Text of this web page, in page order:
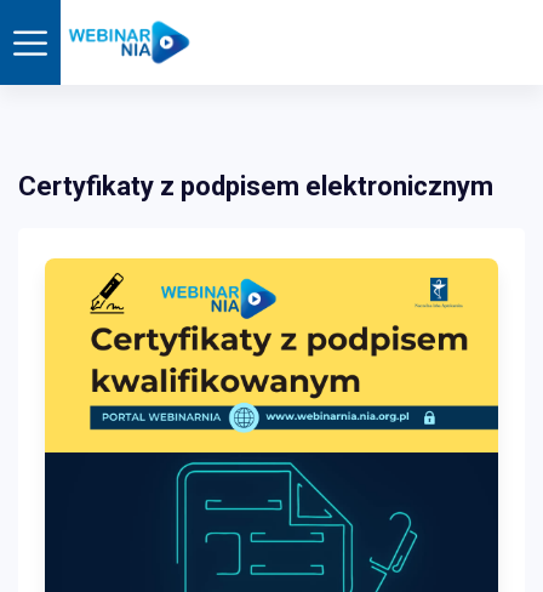
Certyfikaty z podpisem elektronicznym